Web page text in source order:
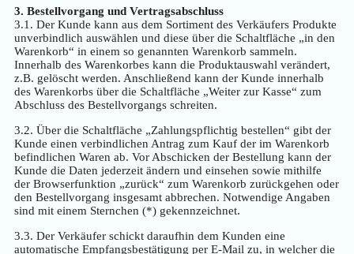
3. Bestellvorgang und Vertragsabschluss
3.1. Der Kunde kann aus dem Sortiment des Verkäufers Produkte
unverbindlich auswählen und diese über die Schaltfläche „in den
Warenkorb“ in einem so genannten Warenkorb sammeln.
Innerhalb des Warenkorbes kann die Produktauswahl verändert,
z.B. gelöscht werden. Anschließend kann der Kunde innerhalb
des Warenkorbs über die Schaltfläche „Weiter zur Kasse“ zum
Abschluss des Bestellvorgangs schreiten.
3.2. Über die Schaltfläche „Zahlungspflichtig bestellen“ gibt der
Kunde einen verbindlichen Antrag zum Kauf der im Warenkorb
befindlichen Waren ab. Vor Abschicken der Bestellung kann der
Kunde die Daten jederzeit ändern und einsehen sowie mithilfe
der Browserfunktion „zurück“ zum Warenkorb zurückgehen oder
den Bestellvorgang insgesamt abbrechen. Notwendige Angaben
sind mit einem Sternchen (*) gekennzeichnet.
3.3. Der Verkäufer schickt daraufhin dem Kunden eine
automatische Empfangsbestätigung per E-Mail zu, in welcher die